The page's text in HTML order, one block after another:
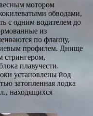
мотором
обводами,
с одним водителем до
из
по фланцу,
профилем. Днище
стрингером,
плавучести.
установлены йод
затопленная лодка
находящихся